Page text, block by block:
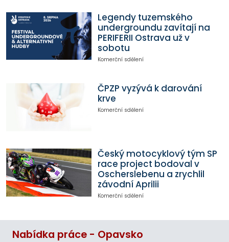
Legendy tuzemského
undergroundu zavítají na
PERIFERII Ostrava už v
sobotu
Komerční sdělení
ČPZP vyzývá k darování
krve
Komerční sdělení
Český motocyklový tým SP
race project bodoval v
Oscherslebenu a zrychlil
závodní Aprilii
Komerční sdělení
Nabídka práce - Opavsko